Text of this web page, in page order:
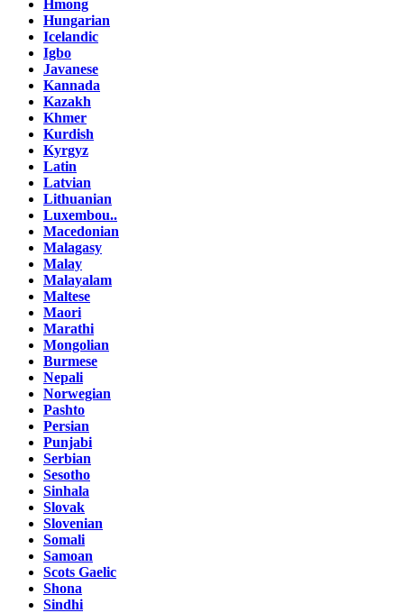
Hmong
Hungarian
Icelandic
Igbo
Javanese
Kannada
Kazakh
Khmer
Kurdish
Kyrgyz
Latin
Latvian
Lithuanian
Luxembou..
Macedonian
Malagasy
Malay
Malayalam
Maltese
Maori
Marathi
Mongolian
Burmese
Nepali
Norwegian
Pashto
Persian
Punjabi
Serbian
Sesotho
Sinhala
Slovak
Slovenian
Somali
Samoan
Scots Gaelic
Shona
Sindhi